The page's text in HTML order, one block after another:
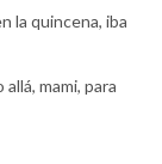
la quincena, iba
mami, para